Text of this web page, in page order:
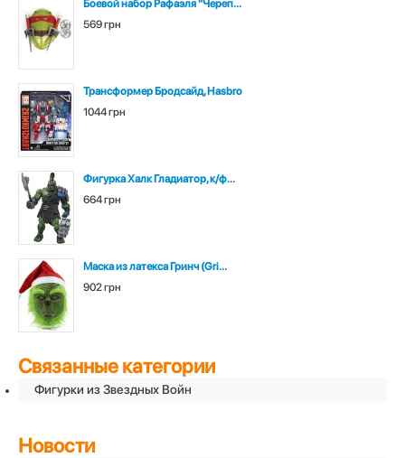
Боевой набор Рафаэля "Череп...
569 грн
Трансформер Бродсайд, Hasbro
1044 грн
Фигурка Халк Гладиатор, к/ф...
664 грн
Маска из латекса Гринч (Gri...
902 грн
Связанные категории
Фигурки из Звездных Войн
Новости